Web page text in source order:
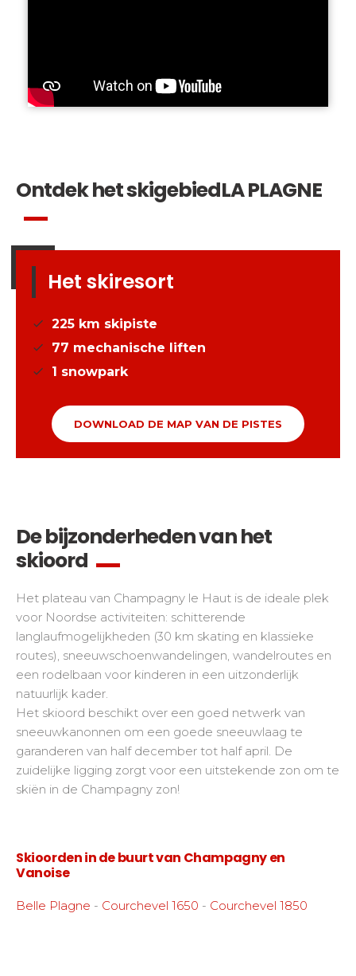
Het skiresort
225 km skipiste
77 mechanische liften
1 snowpark
DOWNLOAD DE MAP VAN DE PISTES
Ontdek het skigebiedLA PLAGNE
De bijzonderheden van het
skioord
Het plateau van Champagny le Haut is de ideale plek
voor Noordse activiteiten: schitterende
langlaufmogelijkheden (30 km skating en klassieke
routes), sneeuwschoenwandelingen, wandelroutes en
een rodelbaan voor kinderen in een uitzonderlijk
natuurlijk kader.
Het skioord beschikt over een goed netwerk van
sneeuwkanonnen om een goede sneeuwlaag te
garanderen van half december tot half april. De
zuidelijke ligging zorgt voor een uitstekende zon om te
skiën in de Champagny zon!
Skioorden in de buurt van Champagny en
Vanoise
Belle Plagne - Courchevel 1650 - Courchevel 1850